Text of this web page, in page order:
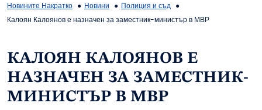
Новините Накратко Новини
Полиция и съд
Калоян Калоянов е назначен за заместник-министър в МВР
КАЛОЯН КАЛОЯНОВ Е
НАЗНАЧЕН ЗА ЗАМЕСТНИК-
МИНИСТЪР В МВР